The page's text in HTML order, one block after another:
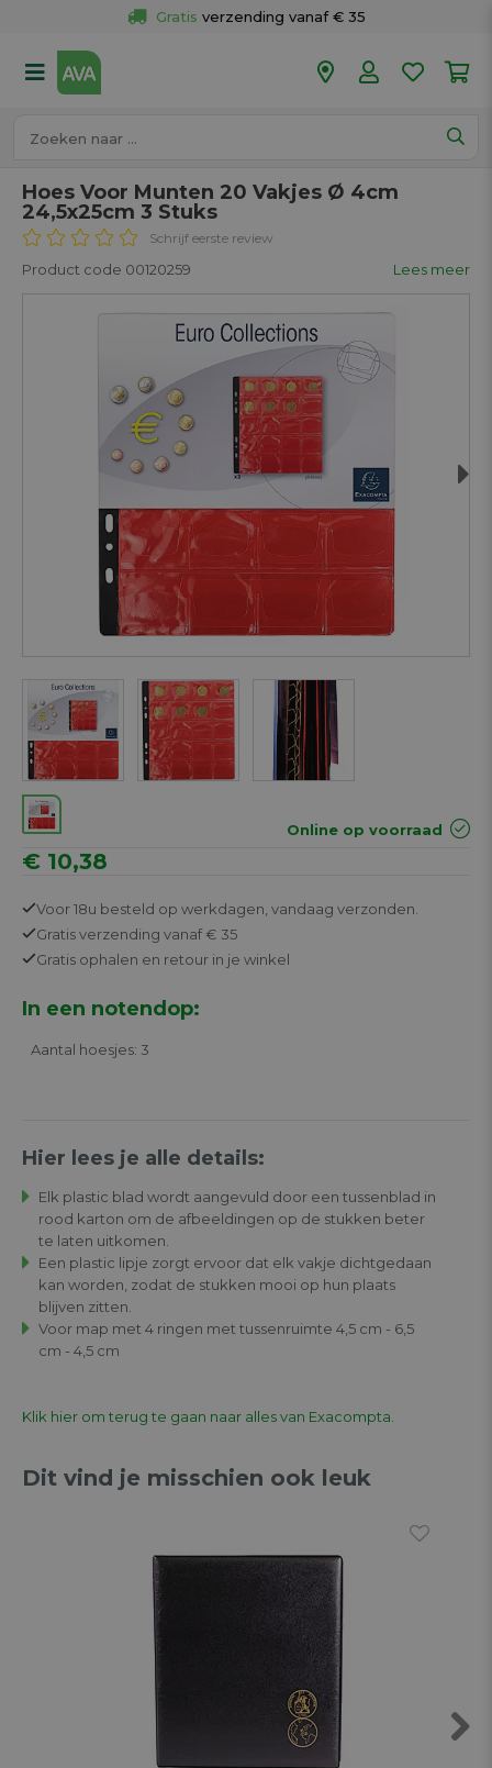
Gratis verzending vanaf € 35
50 winkels
Hoes Voor Munten 20 Vakjes Ø 4cm
24,5x25cm 3 Stuks
Schrijf eerste review
Product code 00120259 Lees meer
Online op voorraad
€ 10,38
Voor 18u besteld op werkdagen, vandaag verzonden.
Gratisverzending vanaf € 35
Gratis ophalen en retour in je winkel
In een notendop:
Aantal hoesjes: 3
Hier lees je alle details:
Elk plastic blad wordt aangevuld door een tussenblad in
rood karton om de afbeeldingen op de stukken beter
te laten uitkomen.
Een plastic lipje zorgt ervoor dat elk vakje dichtgedaan
kan worden, zodat de stukken mooi op hun plaats
blijven zitten.
Voor map met 4 ringen met tussenruimte 4,5 cm - 6,5
cm - 4,5 cm
Klik hier om terug te gaan naar alles van Exacompta.
Dit vind je misschien ook leuk